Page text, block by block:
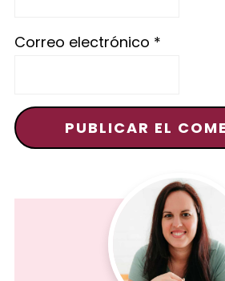
Correo electrónico *